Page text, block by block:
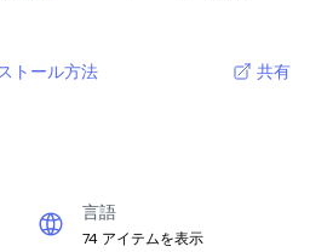
トール方法 共有
言語
74 アイテムを表示